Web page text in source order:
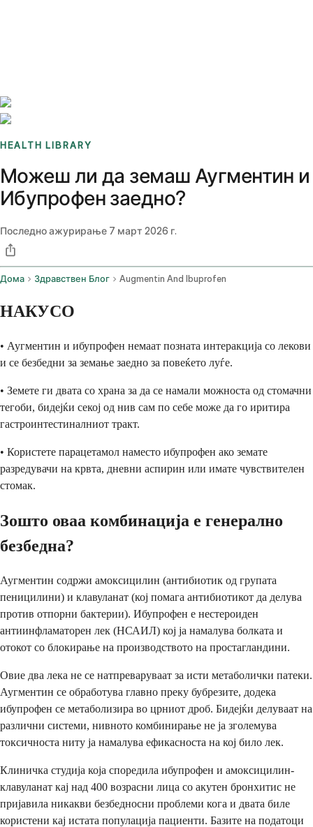
HEALTH LIBRARY
Можеш ли да земаш Аугментин и
Ибупрофен заедно?
Последно ажурирање 7 март 2026 г.
Дома Здравствен Блог Augmentin And Ibuprofen
НАКУСО
• Аугментин и ибупрофен немаат позната интеракција со лекови
и се безбедни за земање заедно за повеќето луѓе.
• Земете ги двата со храна за да се намали можноста од стомачни
тегоби, бидејќи секој од нив сам по себе може да го иритира
гастроинтестиналниот тракт.
• Користете парацетамол наместо ибупрофен ако земате
разредувачи на крвта, дневни аспирин или имате чувствителен
стомак.
Зошто оваа комбинација е генерално
безбедна?
Аугментин содржи амоксицилин (антибиотик од групата
пеницилини) и клавуланат (кој помага антибиотикот да делува
против отпорни бактерии). Ибупрофен е нестероиден
антиинфламаторен лек (НСАИЛ) кој ја намалува болката и
отокот со блокирање на производството на простагландини.
Овие два лека не се натпреваруваат за исти метаболички патеки.
Аугментин се обработува главно преку бубрезите, додека
ибупрофен се метаболизира во црниот дроб. Бидејќи делуваат на
различни системи, нивното комбинирање не ја зголемува
токсичноста ниту ја намалува ефикасноста на кој било лек.
Клиничка студија која споредила ибупрофен и амоксицилин-
клавуланат кај над 400 возрасни лица со акутен бронхитис не
пријавила никакви безбедносни проблеми кога и двата биле
користени кај истата популација пациенти. Базите на податоци